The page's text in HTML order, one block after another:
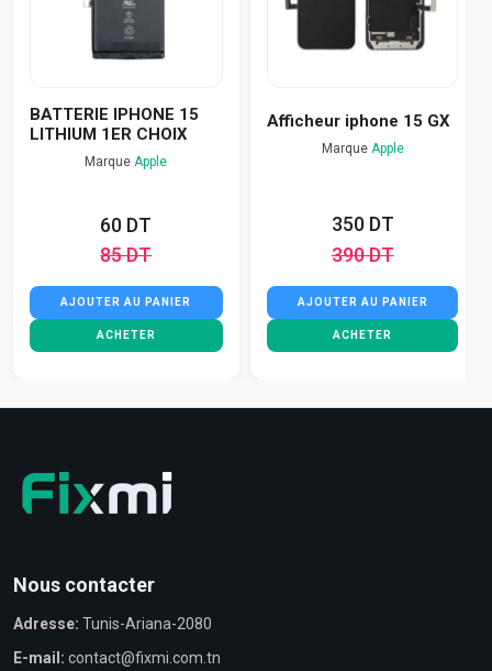
BATTERIE IPHONE 15
LITHIUM 1ER CHOIX
MarqueApple
60 DT
85 DT
AJOUTER AU PANIER
ACHETER
Afficheur iphone 15 GX
Marque Apple
350 DT
390 DT
AJOUTER AU PANIER
ACHETER
Nous contacter
Adresse: Tunis-Ariana-2080
E-mail: contact@fixmi.com.tn